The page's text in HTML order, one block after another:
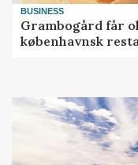
BUSINESS
Grambogård får
københavnsk